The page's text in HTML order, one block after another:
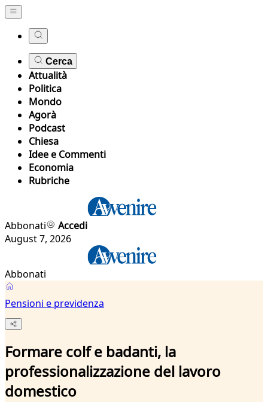
Cerca
Attualità
Politica
Mondo
Agorà
Podcast
Chiesa
Idee e Commenti
Economia
Rubriche
Abbonati
Accedi
August 7, 2026
Abbonati
Pensioni e previdenza
Formare colf e badanti, la
professionalizzazione del lavoro
domestico